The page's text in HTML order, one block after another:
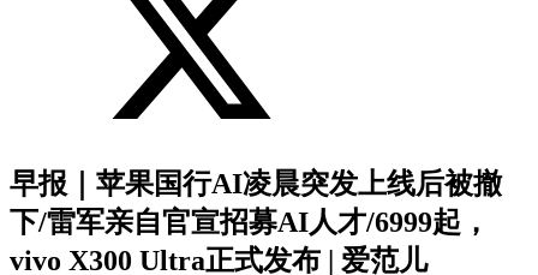
早报｜苹果国行AI凌晨突发上线后被撤
下/雷军亲自官宣招募AI人才/6999起，
vivo X300 Ultra正式发布 | 爱范儿